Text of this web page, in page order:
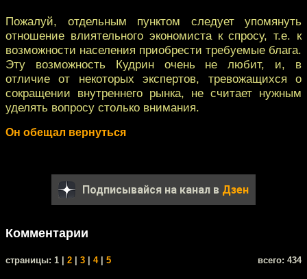
Пожалуй, отдельным пунктом следует упомянуть
отношение влиятельного экономиста к спросу, т.е. к
возможности населения приобрести требуемые блага.
Эту возможность Кудрин очень не любит, и, в
отличие от некоторых экспертов, тревожащихся о
сокращении внутреннего рынка, не считает нужным
уделять вопросу столько внимания.
Он обещал вернуться
Подписывайся на канал в Дзен
Комментарии
cтраницы: 1 | 2 3 4| 5 всего: 434